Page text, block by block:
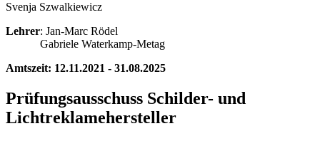
Svenja Szwalkiewicz
Lehrer: Jan-Marc Rödel
Gabriele Waterkamp-Metag
Amtszeit: 12.11.2021 - 31.08.2025
Prüfungsausschuss Schilder- und
Lichtreklamehersteller